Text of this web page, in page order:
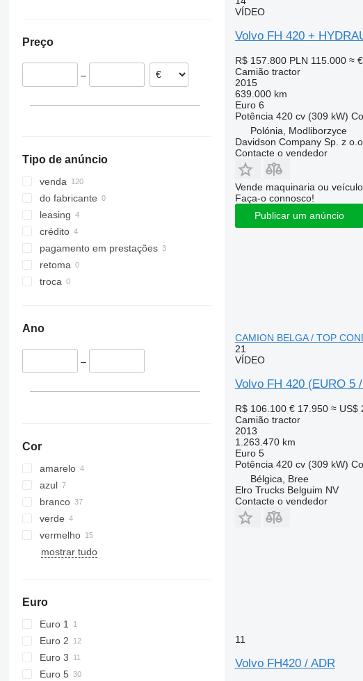
FM 460
Portugal
República Checa
Preço
–
Tipo de anúncio
venda
do fabricante
leasing
crédito
pagamento em prestações
retoma
troca
Ano
–
Cor
amarelo
azul
branco
verde
vermelho
mostrar tudo
Euro
Euro 1
Euro 2
Euro 3
Euro 5
VÍDEO
Volvo FH 420 +
R$ 157.800 PLN 115.000 ≈
Camião tractor
2015
639.000 km
Euro 6
Potência 420 cv (309 kW)
Polónia, Modliborzyce
Davidson Company Sp. z o.o.
Contacte o vendedor
Vende maquinaria ou
Faça-o connosco!
Publicar um anúncio
CAMION BELGA / TOP
21
VÍDEO
Volvo FH 420 (EURO 5
R$ 106.100 € 17.950 ≈ US$
Camião tractor
2013
1.263.470 km
Euro 5
Potência 420 cv (309 kW)
Bélgica, Bree
Elro Trucks Belguim NV
Contacte o vendedor
11
Volvo FH420 / ADR